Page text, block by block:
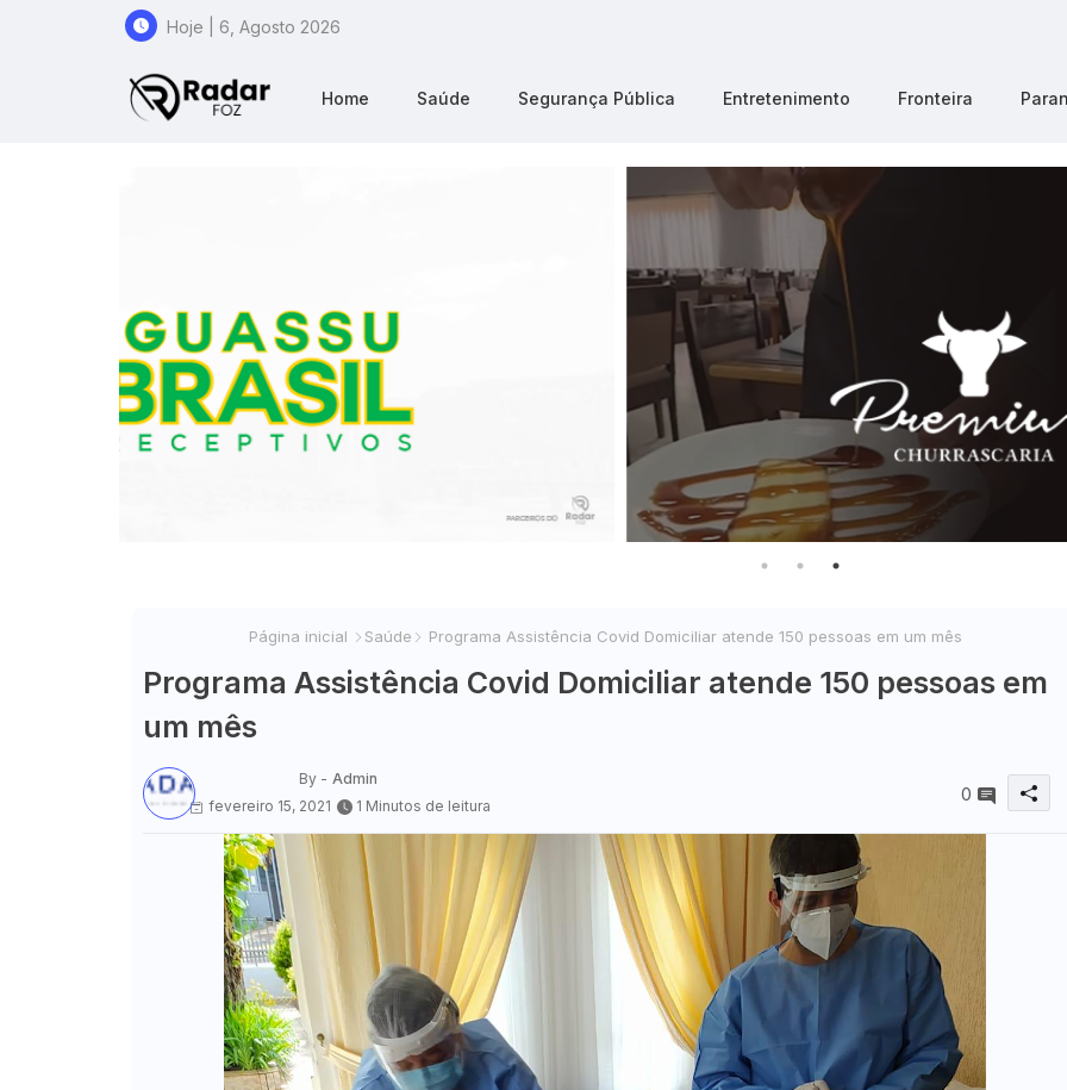
Hoje | 6, Agosto 2026
Home Saúde Segurança Pública Entretenimento Fronteira
Página inicial Saúde Programa Assistência Covid Domiciliar atende 150 pessoas em um mês
Programa Assistência Covid Domiciliar atende 150 pessoas em
um mês
By - Admin
fevereiro 15, 2021
1 Minutos de leitura
0